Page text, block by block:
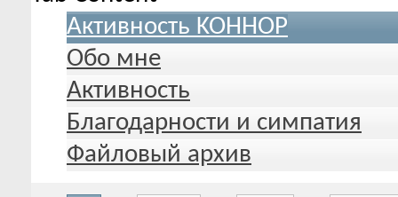
Активность KOHHOP
Обо мне
Активность
Благодарности и симпатия
Файловый архив